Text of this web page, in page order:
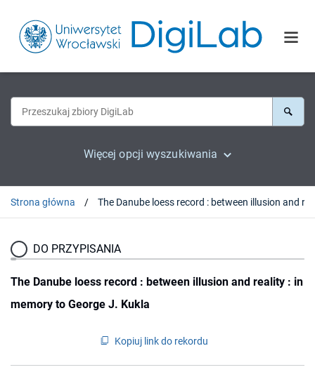
Więcej opcji wyszukiwania
Strona główna
DO PRZYPISANIA
The Danube loess record : between illusion and reality : in
memory to George J. Kukla
Kopiuj link do rekordu